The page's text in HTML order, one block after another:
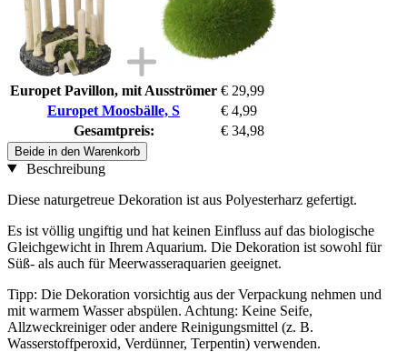
Europet Pavillon, mit Ausströmer € 29,99
Europet Moosbälle, S
€ 4,99
Gesamtpreis:
€ 34,98
Beide in den Warenkorb
Beschreibung
Diese naturgetreue Dekoration ist aus Polyesterharz gefertigt.
Es ist völlig ungiftig und hat keinen Einfluss auf das biologische
Gleichgewicht in Ihrem Aquarium. Die Dekoration ist sowohl für
Süß- als auch für Meerwasseraquarien geeignet.
Tipp: Die Dekoration vorsichtig aus der Verpackung nehmen und
mit warmem Wasser abspülen. Achtung: Keine Seife,
Allzweckreiniger oder andere Reinigungsmittel (z. B.
Wasserstoffperoxid, Verdünner, Terpentin) verwenden.